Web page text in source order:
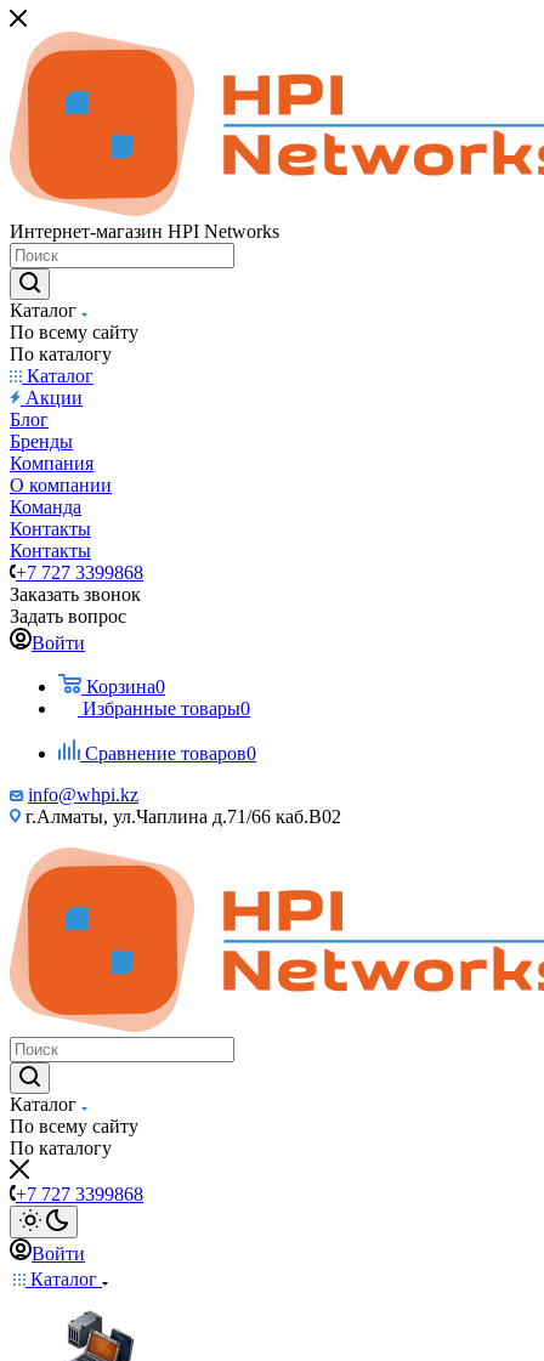
Интернет-магазин HPI Networks
Каталог
По всему сайту
По каталогу
Каталог
Акции
Блог
Бренды
Компания
О компании
Команда
Контакты
Контакты
+7 727 3399868
Заказать звонок
Задать вопрос
Войти
Корзина0
Избранные товары0
Сравнение товаров0
info@whpi.kz
г.Алматы, ул.Чаплина д.71/66 каб.B02
Каталог
По всему сайту
По каталогу
+7 727 3399868
Войти
Каталог